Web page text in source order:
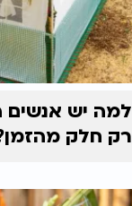
למה יש אנשים
רק חלק